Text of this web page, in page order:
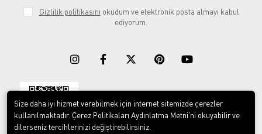
Gizlilik politikasını okudum ve elektronik posta almayı kabul
ediyorum.
Download on the
App Store
Download on
Google play
Size daha iyi hizmet verebilmek için internet sitemizde çerezler
kullanılmaktadır. Çerez Politikaları Aydınlatma Metni’ni okuyabilir ve
dilerseniz tercihlerinizi değiştirebilirsiniz.